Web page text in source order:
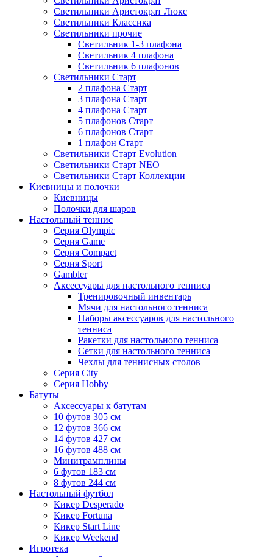
Светильники Аристократ Люкс
Светильники Классика
Светильники прочие
Светильник 1-3 плафона
Светильник 4 плафона
Светильник 6 плафонов
Светильники Старт
2 плафона Старт
3 плафона Старт
4 плафона Старт
5 плафонов Старт
6 плафонов Старт
1 плафон Старт
Светильники Старт Evolution
Светильники Старт NEO
Светильники Старт Коллекции
Киевницы и полочки
Киевницы
Полочки для шаров
Настольный теннис
Серия Olympic
Серия Game
Серия Compact
Серия Sport
Gambler
Аксессуары для настольного тенниса
Тренировочный инвентарь
Мячи для настольного тенниса
Наборы аксессуаров для настольного
тенниса
Ракетки для настольного тенниса
Сетки для настольного тенниса
Чехлы для теннисных столов
Серия City
Серия Hobby
Батуты
Аксессуары к батутам
10 футов 305 см
12 футов 366 см
14 футов 427 см
16 футов 488 см
Минитрамплины
6 футов 183 см
8 футов 244 см
Настольный футбол
Кикер Desperado
Кикер Fortuna
Кикер Start Line
Кикер Weekend
Игротека